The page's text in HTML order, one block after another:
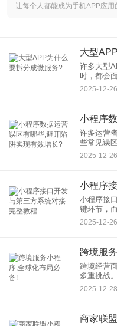
让每个人都能成为手机APP应用
大型
许多大型
时，都会
统的单体
技术团队
2025-12-
许多运营
些常见误
运营误区
长期健康
2025-12-
小程序接
键环节，
功能边界
2025-12-
跨境服
跨境经营
多重挑战
轻量化、
2025-12-
商家联